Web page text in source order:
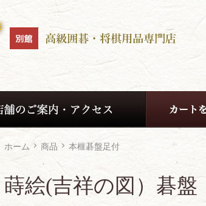
ホーム 商品 本榧碁盤足付
蒔絵(吉祥の図）碁